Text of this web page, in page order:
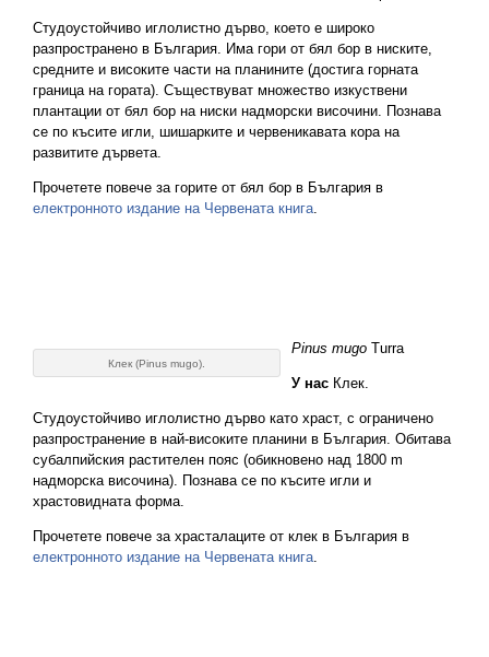
Студоустойчиво иглолистно дърво, което е широко
разпространено в България. Има гори от бял бор в ниските,
средните и високите части на планините (достига горната
граница на гората). Съществуват множество изкуствени
плантации от бял бор на ниски надморски височини. Познава
се по късите игли, шишарките и червеникавата кора на
развитите дървета.
Прочетете повече за горите от бял бор в България в
електронното издание на Червената книга.
Клек (Pinus mugo).
Pinus mugo Turra
У нас Клек.
Студоустойчиво иглолистно дърво като храст, с ограничено
разпространение в най-високите планини в България. Обитава
субалпийския растителен пояс (обикновено над 1800 m
надморска височина). Познава се по късите игли и
храстовидната форма.
Прочетете повече за храсталаците от клек в България в
електронното издание на Червената книга.